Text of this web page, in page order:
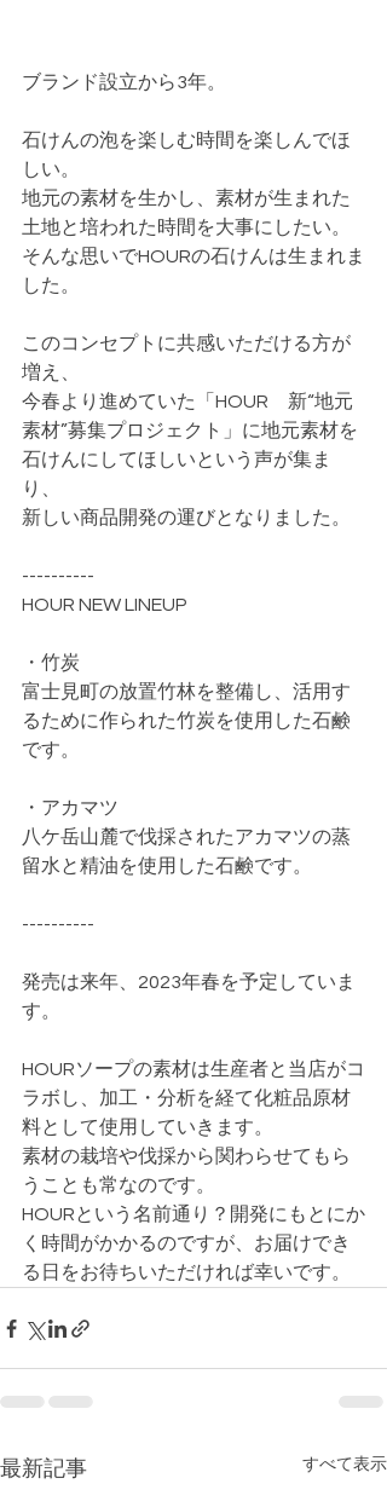
ブランド設立から3年。
石けんの泡を楽しむ時間を楽しんでほ
しい。
地元の素材を生かし、素材が生まれた
土地と培われた時間を大事にしたい。
そんな思いでHOURの石けんは生まれま
した。
このコンセプトに共感いただける方が
増え、
今春より進めていた「HOUR　新“地元
素材”募集プロジェクト」に地元素材を
石けんにしてほしいという声が集ま
り、
新しい商品開発の運びとなりました。
----------
HOUR NEW LINEUP
・竹炭
富士見町の放置竹林を整備し、活用す
るために作られた竹炭を使用した石鹸
です。
・アカマツ
八ケ岳山麓で伐採されたアカマツの蒸
留水と精油を使用した石鹸です。
----------
発売は来年、2023年春を予定していま
す。
HOURソープの素材は生産者と当店がコ
ラボし、加工・分析を経て化粧品原材
料として使用していきます。
素材の栽培や伐採から関わらせてもら
うことも常なのです。
HOURという名前通り？開発にもとにか
く時間がかかるのですが、お届けでき
る日をお待ちいただければ幸いです。
最新記事 すべて表示